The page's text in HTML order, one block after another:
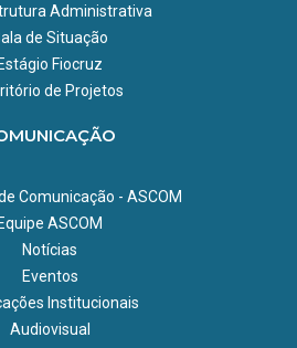
Administrativa
de Situação
Estágio Fiocruz
de Projetos
Comunicação - ASCOM
Equipe ASCOM
Notícias
Eventos
Institucionais
Audiovisual